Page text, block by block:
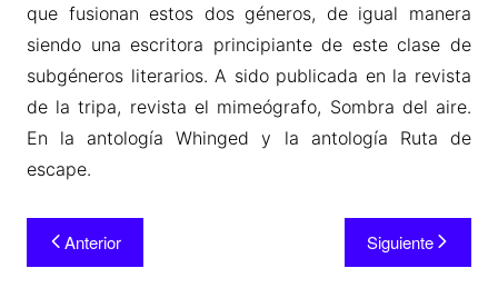
que fusionan estos dos géneros, de igual manera
siendo una escritora principiante de este clase de
subgéneros literarios. A sido publicada en la revista
de la tripa, revista el mimeógrafo, Sombra del aire.
En la antología Whinged y la antología Ruta de
escape.
Anterior Siguiente